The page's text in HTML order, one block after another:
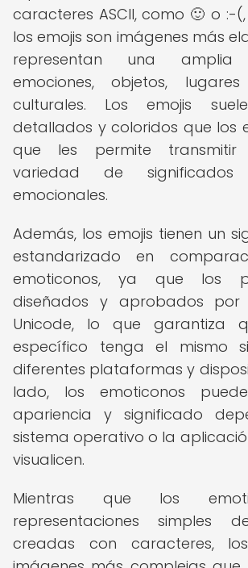
caracteres ASCII, como 🙂 o :-
los emojis son imágenes más
representan una
emociones, objetos,
culturales. Los emojis
detallados y coloridos que los
que les permite
variedad de
emocionales.
Además, los emojis tienen un
estandarizado en
emoticonos, ya que los
diseñados y aprobados por
Unicode, lo que garantiza
específico tenga el mismo
diferentes plataformas y
lado, los emoticonos
apariencia y significado
sistema operativo o la
visualicen.
Mientras que los
representaciones simples
creadas con caracteres,